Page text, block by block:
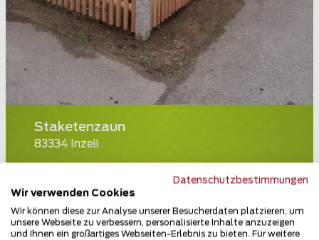
Staketenzaun
83334 Inzell
Datenschutzbestimmungen
Wir verwenden Cookies
Wir können diese zur Analyse unserer Besucherdaten platzieren, um
unsere Webseite zu verbessern, personalisierte Inhalte anzuzeigen
und Ihnen ein großartiges Webseiten-Erlebnis zu bieten. Für weitere